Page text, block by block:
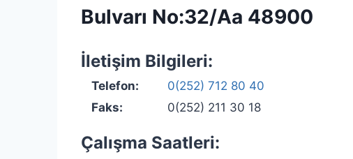
Bulvarı No:32/Aa 48900
İletişim Bilgileri:
Telefon:
0(252) 712 80 40
Faks:
0(252) 211 30 18
Çalışma Saatleri: